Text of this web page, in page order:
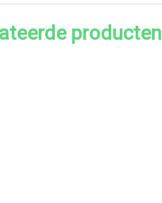
producten